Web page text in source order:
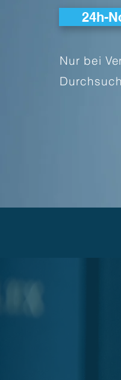
24h-
Nur bei